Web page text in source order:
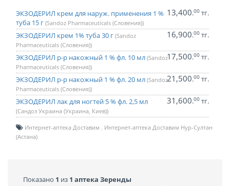
ЭКЗОДЕРИЛ крем для наруж. применения 1 %
туба 15 г (Sandoz Pharmaceuticals (Словения))
13,400.00 тг.
ЭКЗОДЕРИЛ крем 1% туба 30 г (Sandoz
Pharmaceuticals (Словения))
16,900.00 тг.
ЭКЗОДЕРИЛ р-р накожный 1 % фл. 10 мл (Sandoz
Pharmaceuticals (Словения))
17,500.00 тг.
ЭКЗОДЕРИЛ р-р накожный 1 % фл. 20 мл (Sandoz
Pharmaceuticals (Словения))
21,500.00 тг.
ЭКЗОДЕРИЛ лак для ногтей 5 % фл. 2,5 мл
(Сандоз Украина (Украина, Киев))
31,600.00 тг.
Интернет-аптека Доставим
Интернет-аптека Доставим Нур-Султан
(Астана)
Показано 1 из 1 аптека Зеренды